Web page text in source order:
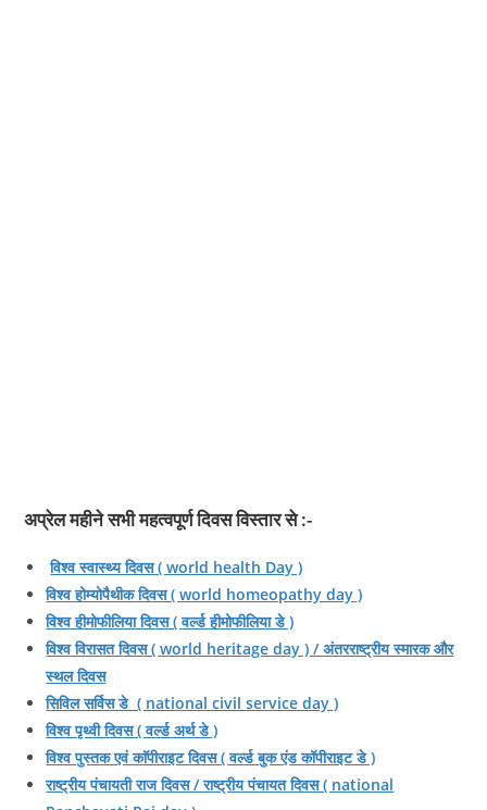
अप्रेल महीने सभी महत्‍वपूर्ण दिवस विस्‍तार से :-
विश्व स्वास्थ्य दिवस ( world health Day )
विश्व होम्योपैथीक दिवस ( world homeopathy day )
विश्व हीमोफीलिया दिवस ( वर्ल्ड हीमोफीलिया डे )
विश्व विरासत दिवस ( world heritage day ) / अंतरराष्ट्रीय स्मारक और
स्थल दिवस
सिविल सर्विस डे ( national civil service day )
विश्व पृथ्वी दिवस ( वर्ल्ड अर्थ डे )
विश्व पुस्तक एवं काॅपीराइट दिवस ( वर्ल्ड बुक एंड कॉपीराइट डे )
राष्ट्रीय पंचायती राज दिवस / राष्ट्रीय पंचायत दिवस ( national